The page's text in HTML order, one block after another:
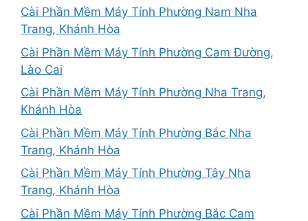
Cài Phần Mềm Máy Tính Phường Nam Nha
Trang, Khánh Hòa
Cài Phần Mềm Máy Tính Phường Cam Đường,
Lào Cai
Cài Phần Mềm Máy Tính Phường Nha Trang,
Khánh Hòa
Cài Phần Mềm Máy Tính Phường Bắc Nha
Trang, Khánh Hòa
Cài Phần Mềm Máy Tính Phường Tây Nha
Trang, Khánh Hòa
Cài Phần Mềm Máy Tính Phường Bắc Cam